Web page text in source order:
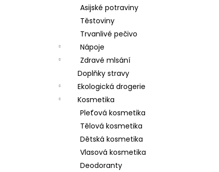
Asijské potraviny
Těstoviny
Trvanlivé pečivo
Nápoje
Zdravé mlsání
Doplňky stravy
Ekologická drogerie
Kosmetika
Pleťová kosmetika
Tělová kosmetika
Dětská kosmetika
Vlasová kosmetika
Deodoranty